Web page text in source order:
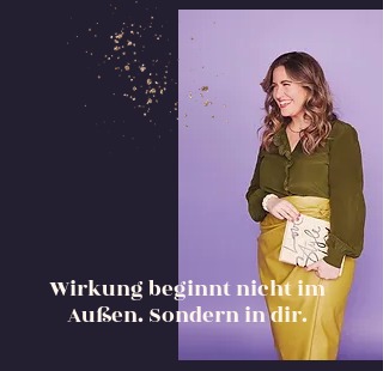
Wirkung beginnt nicht im
Außen. Sondern in dir.